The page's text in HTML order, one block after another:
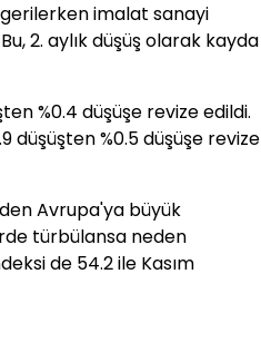
gerilerken imalat sanayi
2. aylık düşüş olarak kayda
%0.4 düşüşe revize edildi.
düşüşten %0.5 düşüşe revize
Avrupa'ya büyük
türbülansa neden
de 54.2 ile Kasım